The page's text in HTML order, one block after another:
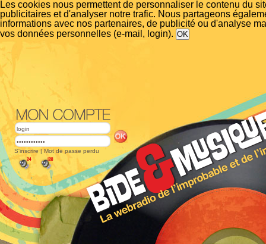
Les cookies nous permettent de personnaliser le contenu du
publicitaires et d'analyser notre trafic. Nous partageons
informations avec nos partenaires, de publicité ou d'analyse
vos données personnelles (e-mail, login).
S'inscrire | Mot de passe perdu